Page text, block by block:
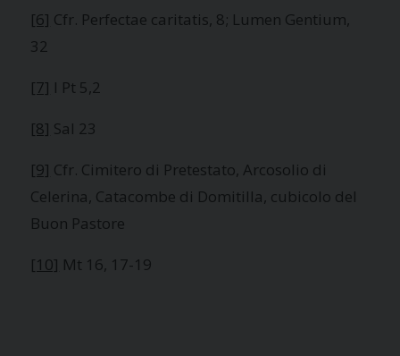
[6] Cfr. Perfectae caritatis, 8; Lumen Gentium,
32
[7] I Pt 5,2
[8] Sal 23
[9] Cfr. Cimitero di Pretestato, Arcosolio di
Celerina, Catacombe di Domitilla, cubicolo del
Buon Pastore
[10] Mt 16, 17-19